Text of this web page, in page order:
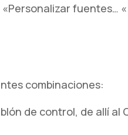
fuentes… «
combinaciones:
de control, de allí al